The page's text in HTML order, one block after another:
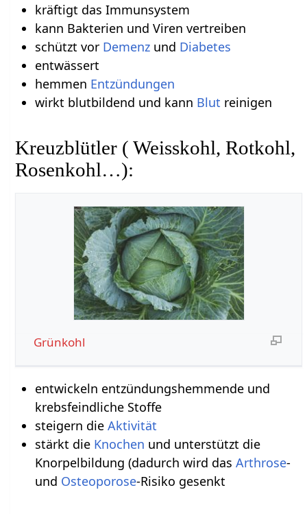
kräftigt das Immunsystem
kann Bakterien und Viren vertreiben
schützt vor Demenzund Diabetes
entwässert
hemmen Entzündungen
wirkt blutbildend und kann Blut reinigen
Kreuzblütler ( Weisskohl, Rotkohl,
Rosenkohl…):
Grünkohl
entwickeln entzündungshemmende und
krebsfeindliche Stoffe
steigern die Aktivität
stärkt die Knochen und unterstützt die
Knorpelbildung (dadurch wird das Arthrose-
und Osteoporose-Risiko gesenkt